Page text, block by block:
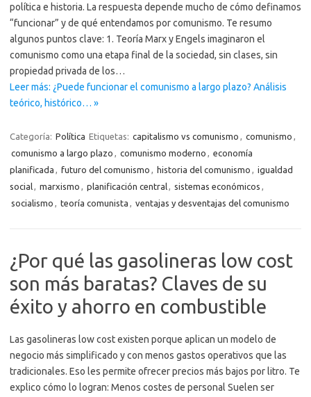
política e historia. La respuesta depende mucho de cómo definamos
“funcionar” y de qué entendamos por comunismo. Te resumo
algunos puntos clave: 1. Teoría Marx y Engels imaginaron el
comunismo como una etapa final de la sociedad, sin clases, sin
propiedad privada de los…
Leer más: ¿Puede funcionar el comunismo a largo plazo? Análisis
teórico, histórico… »
Categoría: Política Etiquetas: capitalismo vs comunismo , comunismo ,
comunismo a largo plazo , comunismo moderno , economía
planificada , futuro del comunismo , historia del comunismo , igualdad
social, marxismo , planificación central, sistemas económicos ,
socialismo , teoría comunista , ventajas y desventajas del comunismo
¿Por qué las gasolineras low cost
son más baratas? Claves de su
éxito y ahorro en combustible
Las gasolineras low cost existen porque aplican un modelo de
negocio más simplificado y con menos gastos operativos que las
tradicionales. Eso les permite ofrecer precios más bajos por litro. Te
explico cómo lo logran: Menos costes de personal Suelen ser